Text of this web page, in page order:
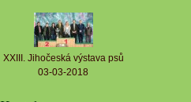
XXIII. Jihočeská výstava psů
03-03-2018